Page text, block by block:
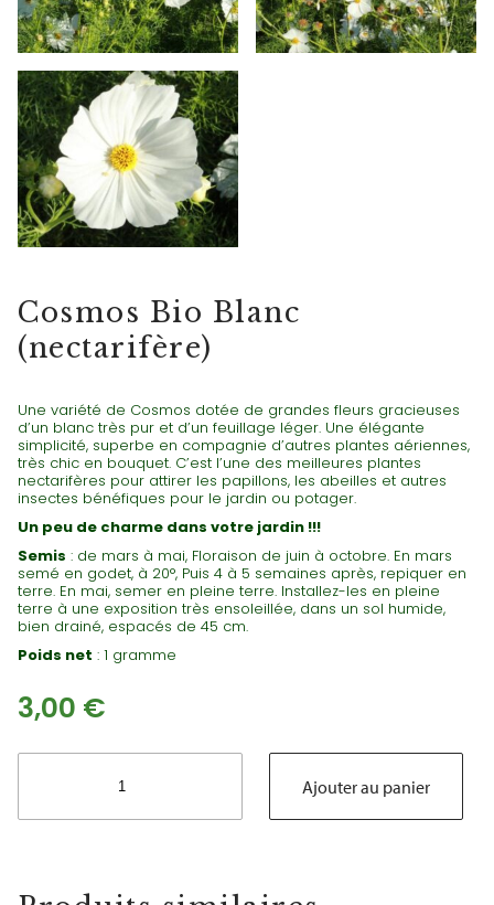
Cosmos Bio Blanc
(nectarifère)
Une variété de Cosmos dotée de grandes fleurs gracieuses
d’un blanc très pur et d’un feuillage léger. Une élégante
simplicité, superbe en compagnie d’autres plantes aériennes,
très chic en bouquet. C’est l’une des meilleures plantes
nectarifères pour attirer les papillons, les abeilles et autres
insectes bénéfiques pour le jardin ou potager.
Un peu de charme dans votre jardin !!!
Semis : de mars à mai, Floraison de juin à octobre. En mars
semé en godet, à 20°, Puis 4 à 5 semaines après, repiquer en
terre. En mai, semer en pleine terre. Installez-les en pleine
terre à une exposition très ensoleillée, dans un sol humide,
bien drainé, espacés de 45 cm.
Poids net : 1 gramme
3,00 €
quantité
Bio
Ajouter au panier